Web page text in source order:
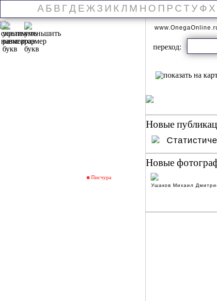
А Б В Г Д Е Ж З И К Л М Н О П Р С Т У Ф Х
Писчура
переход:
Новые
Новые
Ушаков Михаил